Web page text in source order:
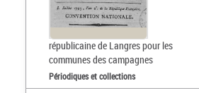
républicaine de Langres pour les
communes des campagnes
Périodiques et collections